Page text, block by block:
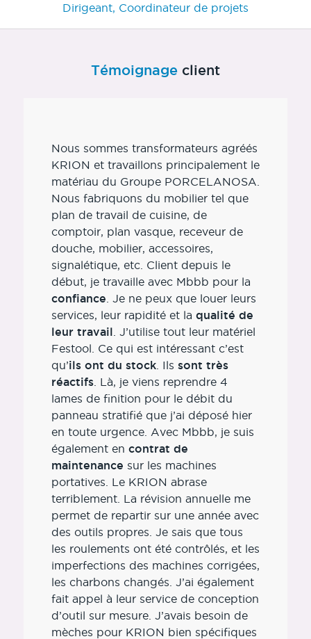
Dirigeant, Coordinateur de projets
Témoignageclient
Nous sommes transformateurs agréés
KRION et travaillons principalement le
matériau du Groupe PORCELANOSA.
Nous fabriquons du mobilier tel que
plan de travail de cuisine, de
comptoir, plan vasque, receveur de
douche, mobilier, accessoires,
signalétique, etc. Client depuis le
début, je travaille avec Mbbb pour la
confiance . Je ne peux que louer leurs
services, leur rapidité et la qualité de
leur travail . J’utilise tout leur matériel
Festool. Ce qui est intéressant c’est
qu’ils ont du stock. Ils sont très
réactifs. Là, je viens reprendre 4
lames de finition pour le débit du
panneau stratifié que j’ai déposé hier
en toute urgence. Avec Mbbb, je suis
également en contrat de
maintenance sur les machines
portatives. Le KRION abrase
terriblement. La révision annuelle me
permet de repartir sur une année avec
des outils propres. Je sais que tous
les roulements ont été contrôlés, et les
imperfections des machines corrigées,
les charbons changés. J’ai également
fait appel à leur service de conception
d’outil sur mesure. J’avais besoin de
mèches pour KRION bien spécifiques